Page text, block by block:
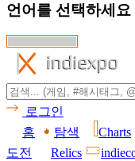
언어를 선택하세요
로그인
홈
탐색 Charts
도전
Relics